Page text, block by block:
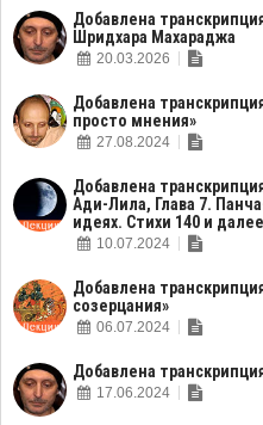
Добавлена
Шридхара Махараджа
20.03.2026
Добавлена
просто мнения»
27.08.2024
Добавлена
Ади-Лила, Глава 7.
идеях. Стихи 140 и далее
10.07.2024
Добавлена
созерцания»
06.07.2024
Добавлена
17.06.2024